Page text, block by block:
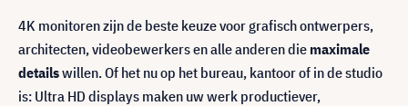
4K monitoren zijn de beste keuze voor grafisch ontwerpers,
architecten, videobewerkers en alle anderen die maximale
detailswillen. Of het nu op het bureau, kantoor of in de studio
is: Ultra HD displays maken uw werk productiever,